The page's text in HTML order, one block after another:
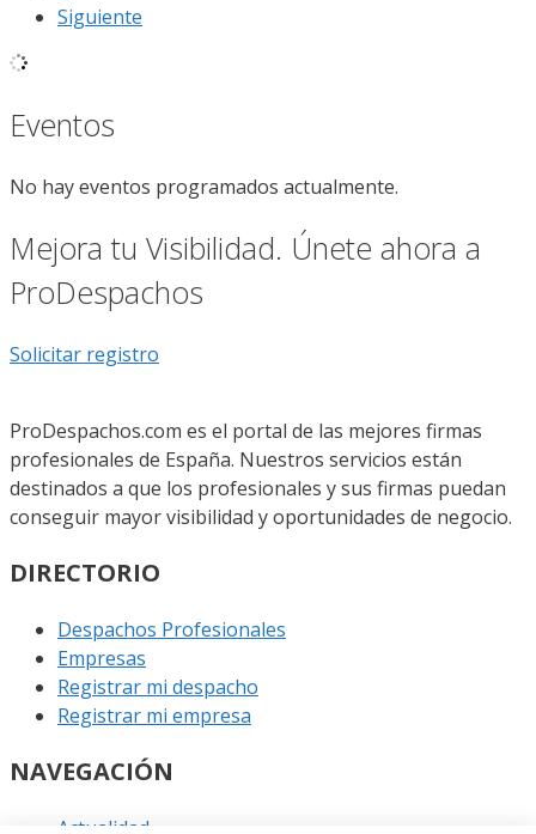
Siguiente
Eventos
No hay eventos programados actualmente.
Mejora tu Visibilidad. Únete ahora a
ProDespachos
Solicitar registro
ProDespachos.com es el portal de las mejores firmas
profesionales de España. Nuestros servicios están
destinados a que los profesionales y sus firmas puedan
conseguir mayor visibilidad y oportunidades de negocio.
DIRECTORIO
Despachos Profesionales
Empresas
Registrar mi despacho
Registrar mi empresa
NAVEGACIÓN
Actualidad